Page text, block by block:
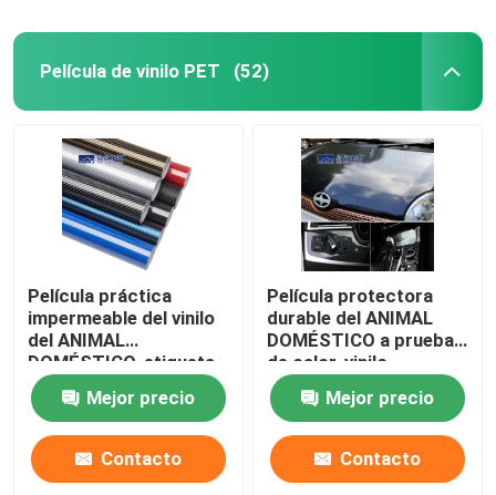
Película de vinilo PET (52)
Película práctica
impermeable del vinilo
del ANIMAL
DOMÉSTICO, etiqueta
engomada anti de la
fibra de carbono
ULTRAVIOLETA 3D
Mejor precio
Contacto
Película protectora
durable del ANIMAL
DOMÉSTICO a prueba
de calor, vinilo
resistente al desgaste
de la fibra de carbono
4D
Mejor precio
Contacto